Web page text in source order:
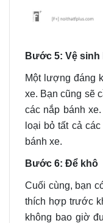
Bước 5: Vệ sinh
Một lượng đáng
xe. Bạn cũng sẽ
các nắp bánh
loại bỏ tất cả
bánh xe.
Bước 6: Để khô
Cuối cùng, bạn
thích hợp trước
không bao giờ